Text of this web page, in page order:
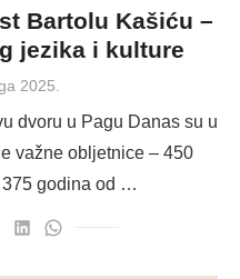
Bartolu Kašiću –
jezika i kulture
2025.
dvoru u Pagu Danas su u
važne obljetnice – 450
godina od …